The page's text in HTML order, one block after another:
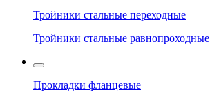
Тройники стальные переходные
Тройники стальные равнопроходные
Прокладки фланцевые